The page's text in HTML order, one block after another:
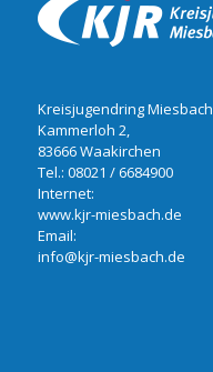
Kreisjugendring Miesbach
Kammerloh 2,
83666 Waakirchen
Tel.: 08021 / 6684900
Internet:
www.kjr-miesbach.de
Email:
info@kjr-miesbach.de